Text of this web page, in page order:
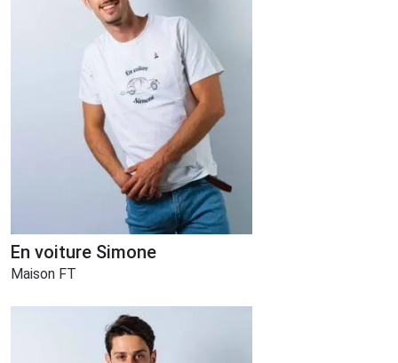
En voiture Simone
Maison FT